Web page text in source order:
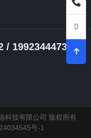
19923444730
科技有限公司 版权所有
号-1